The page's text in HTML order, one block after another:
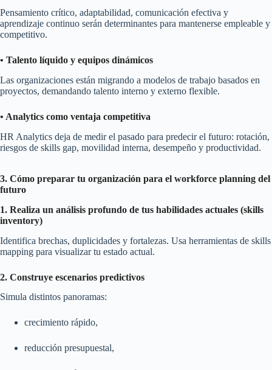
Pensamiento crítico, adaptabilidad, comunicación efectiva y
aprendizaje continuo serán determinantes para mantenerse empleable y
competitivo.
• Talento líquido y equipos dinámicos
Las organizaciones están migrando a modelos de trabajo basados en
proyectos, demandando talento interno y externo flexible.
• Analytics como ventaja competitiva
HR Analytics deja de medir el pasado para predecir el futuro: rotación,
riesgos de skills gap, movilidad interna, desempeño y productividad.
3. Cómo preparar tu organización para el workforce planning del
futuro
1. Realiza un análisis profundo de tus habilidades actuales (skills
inventory)
Identifica brechas, duplicidades y fortalezas. Usa herramientas de skills
mapping para visualizar tu estado actual.
2. Construye escenarios predictivos
Simula distintos panoramas:
crecimiento rápido,
reducción presupuestal,